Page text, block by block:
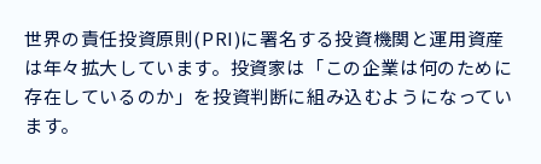
世界の責任投資原則(PRI)に署名する投資機関と運用資産
は年々拡大しています。投資家は「この企業は何のために
存在しているのか」を投資判断に組み込むようになってい
ます。